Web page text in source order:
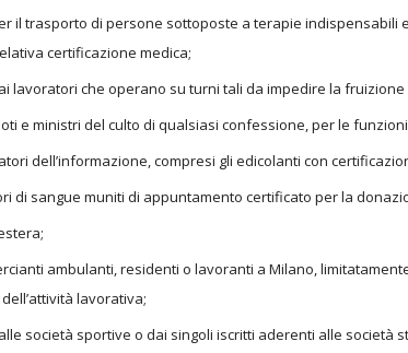
il trasporto di persone sottoposte a terapie indispensabili
certificazione medica;
lavoratori che operano su turni tali da impedire la
e ministri del culto di qualsiasi confessione, per le
dell’informazione, compresi gli edicolanti con
di sangue muniti di appuntamento certificato per la
ambulanti, residenti o lavoranti a Milano,
lavorativa;
società sportive o dai singoli iscritti aderenti alle